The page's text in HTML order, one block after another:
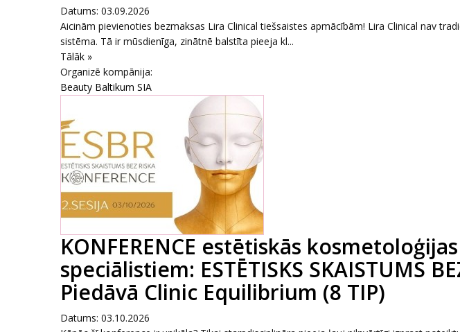
Datums: 03.09.2026
Aicinām pievienoties bezmaksas Lira Clinical tiešsaistes apmācībām! Lira Clinical nav
sistēma. Tā ir mūsdienīga, zinātnē balstīta pieeja kl...
Tālāk »
Organizē kompānija:
Beauty Baltikum SIA
KONFERENCE estētiskās
speciālistiem: ESTĒTISKS SKAISTUMS
Piedāvā Clinic Equilibrium (8 TIP)
Datums: 03.10.2026